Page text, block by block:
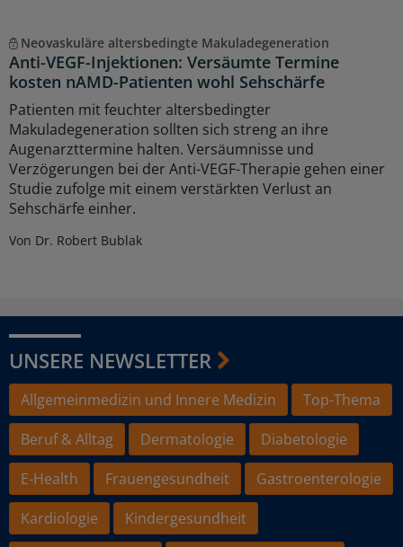
Neovaskuläre altersbedingte Makuladegeneration
Anti-VEGF-Injektionen: Versäumte Termine
kosten nAMD-Patienten wohl Sehschärfe
Patienten mit feuchter altersbedingter
Makuladegeneration sollten sich streng an ihre
Augenarzttermine halten. Versäumnisse und
Verzögerungen bei der Anti-VEGF-Therapie gehen einer
Studie zufolge mit einem verstärkten Verlust an
Sehschärfe einher.
Von Dr. Robert Bublak
UNSERE NEWSLETTER
Allgemeinmedizin und Innere Medizin
Top-Thema
Beruf & Alltag
Dermatologie
Diabetologie
E-Health
Frauengesundheit
Gastroenterologie
Kardiologie
Kindergesundheit